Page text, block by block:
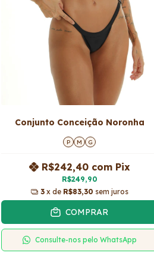
Conjunto Conceição Noronha
P M G
R$249,90
R$242,40 com Pix
3 x de R$83,30 sem juros
COMPRAR
Consulte-nos pelo WhatsApp